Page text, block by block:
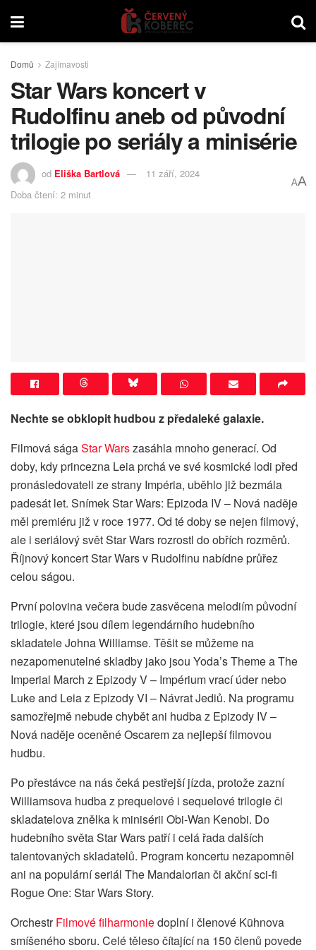
Domů Zajímavosti
Star Wars koncert v
Rudolfinu aneb od původní
trilogie po seriály a minisérie
od Eliška Bartlová
11 září, 2024
Doba čtení: 2 minut
AA
Nechte se obklopit hudbou z předaleké galaxie.
Filmová ságaStar Warszasáhla mnoho generací. Od
doby, kdy princezna Leia prchá ve své kosmické lodi před
pronásledovateli ze strany Impéria, uběhlo již bezmála
padesát let. Snímek Star Wars: Epizoda IV – Nová naděje
měl premiéru již v roce 1977. Od té doby se nejen filmový,
ale i seriálový svět Star Wars rozrostl do obřích rozměrů.
Říjnový koncert Star Wars v Rudolfinu nabídne průřez
celou ságou.
První polovina večera bude zasvěcena melodiím původní
trilogie, které jsou dílem legendárního hudebního
skladatele Johna Williamse. Těšit se můžeme na
nezapomenutelné skladby jako jsou Yoda’s Theme a The
Imperial March z Epizody V – Impérium vrací úder nebo
Luke and Leia z Epizody VI – Návrat Jediů. Na programu
samozřejmě nebude chybět ani hudba z Epizody IV –
Nová naděje oceněné Oscarem za nejlepší filmovou
hudbu.
Po přestávce na nás čeká pestřejší jízda, protože zazní
Williamsova hudba z prequelové i sequelové trilogie či
skladatelova znělka k minisérii Obi-Wan Kenobi. Do
hudebního světa Star Wars patří i celá řada dalších
talentovaných skladatelů. Program koncertu nezapomněl
ani na populární seriál The Mandalorian či akční sci-fi
Rogue One: Star Wars Story.
OrchestrFilmové filharmoniedoplní i členové Kühnova
smíšeného sboru. Celé těleso čítající na 150 členů povede